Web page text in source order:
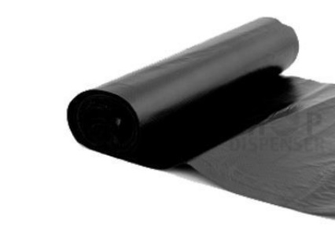
INICIAR SESSÃO
Nome de utilizador ou email